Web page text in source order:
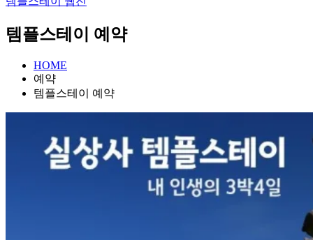
템플스테이 예약
HOME
예약
템플스테이 예약